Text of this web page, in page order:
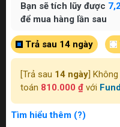
Bạn sẽ tích lũy được
để mua hàng lần sau
Trả sau 14 ngày
[Trả sau 14 ngày ]
toán 810.000 ₫ với
Tìm hiểu thêm (?)